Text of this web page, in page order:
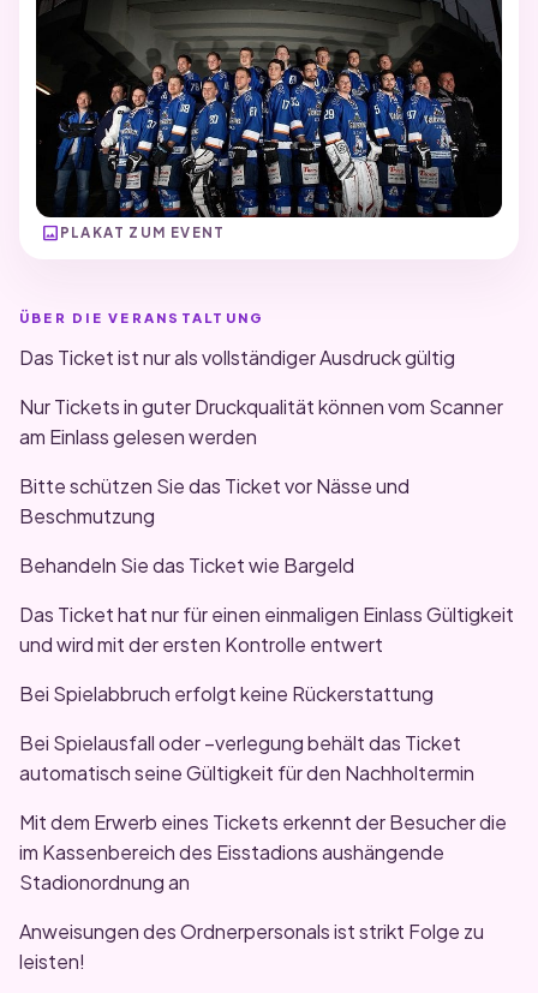
image PLAKAT ZUM EVENT
ÜBER DIE VERANSTALTUNG
Das Ticket ist nur als vollständiger Ausdruck gültig
Nur Tickets in guter Druckqualität können vom Scanner
am Einlass gelesen werden
Bitte schützen Sie das Ticket vor Nässe und
Beschmutzung
Behandeln Sie das Ticket wie Bargeld
Das Ticket hat nur für einen einmaligen Einlass Gültigkeit
und wird mit der ersten Kontrolle entwert
Bei Spielabbruch erfolgt keine Rückerstattung
Bei Spielausfall oder –verlegung behält das Ticket
automatisch seine Gültigkeit für den Nachholtermin
Mit dem Erwerb eines Tickets erkennt der Besucher die
im Kassenbereich des Eisstadions aushängende
Stadionordnung an
Anweisungen des Ordnerpersonals ist strikt Folge zu
leisten!